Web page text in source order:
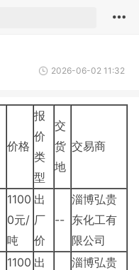
2026-06-02 11:32
价格
报
价
类
型
交
货
地
交易商
1100
0元/
吨
出
厂
价
--
淄博弘贵
东化工有
限公司
1100 出
淄博弘贵